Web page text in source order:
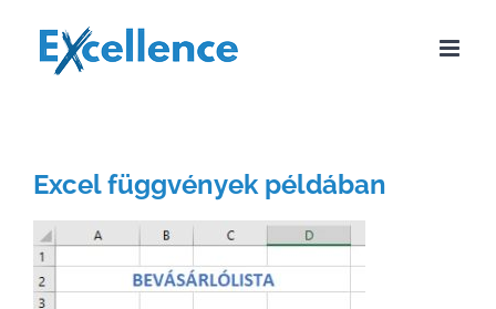
Excel függvények példában